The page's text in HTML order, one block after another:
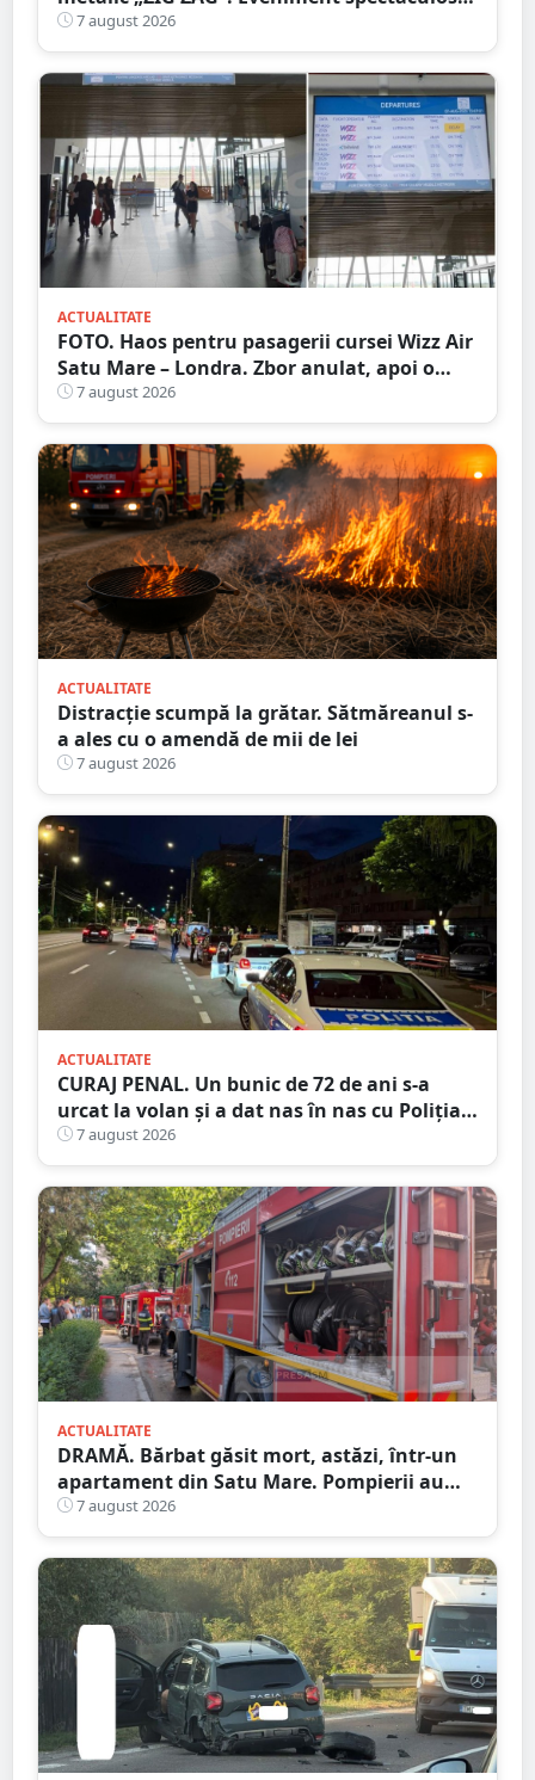
în Grădina Romei
7 august 2026
ACTUALITATE
FOTO. Haos pentru pasagerii cursei Wizz Air
Satu Mare – Londra. Zbor anulat, apoi o
nouă întârziere. Fără explicații clare
7 august 2026
ACTUALITATE
Distracție scumpă la grătar. Sătmăreanul s-
a ales cu o amendă de mii de lei
7 august 2026
ACTUALITATE
CURAJ PENAL. Un bunic de 72 de ani s-a
urcat la volan și a dat nas în nas cu Poliția
Satu Mare
7 august 2026
ACTUALITATE
DRAMĂ. Bărbat găsit mort, astăzi, într-un
apartament din Satu Mare. Pompierii au
spart ușa
7 august 2026